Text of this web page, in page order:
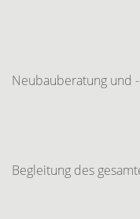
Neubauberatung und
Begleitung des